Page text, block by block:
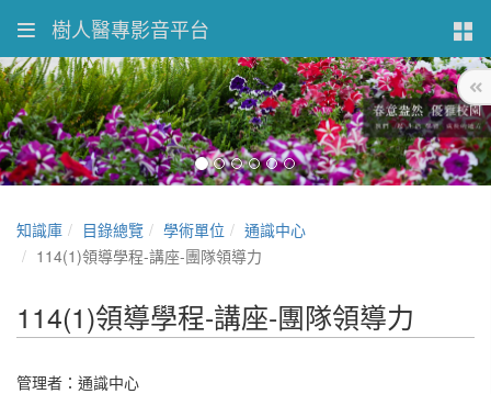
樹人醫專影音平台
知識庫 目錄總覽 學術單位
通識中心
114(1)領導學程-講座-團隊領導力
114(1)領導學程-講座-團隊領導力
管理者：通識中心